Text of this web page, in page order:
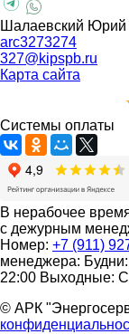
Шалаевский Юрий
arc3273274
327@kipspb.ru
Карта сайта
Системы оплаты
В нерабочее
с дежурным
Номер: +7 (911)
менеджера:
22:00 Выходные:
© АРК